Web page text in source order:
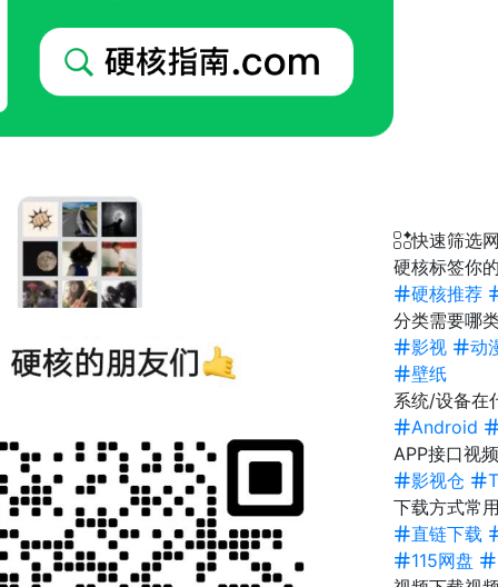
快速筛选
硬核标签你
硬核推荐
分类需要哪
影视
动
壁纸
系统/设备在
Android
APP接口视
影视仓
下载方式常
直链下载
115网盘